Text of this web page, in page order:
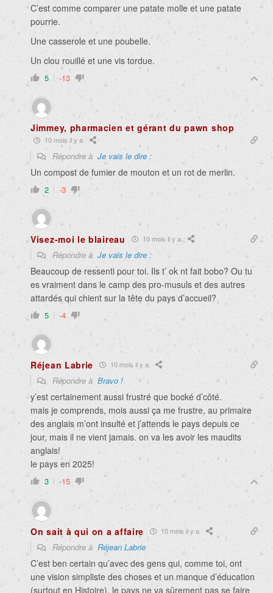
C’est comme comparer une patate molle et une patate
pourrie.
Une casserole et une poubelle.
Un clou rouillé et une vis tordue.
5 -13
Jimmey, pharmacien et gérant du pawn shop
10 mois il y a
Répondre à Je vais le dire :
Un compost de fumier de mouton et un rot de merlin.
2 -3
Visez-moi le blaireau 10 mois il y a
Répondre à Je vais le dire :
Beaucoup de ressenti pour toi. Ils t’ ok nt fait bobo? Ou tu
es vraiment dans le camp des pro-musuls et des autres
attardés qui chient sur la tête du pays d’accueil?
5 -4
Réjean Labrie 10 mois il y a
Répondre à Bravo !
y’est certainement aussi frustré que bocké d’côté.
mais je comprends, mois aussi ça me frustre, au primaire
des anglais m’ont insulté et j’attends le pays depuis ce
jour, mais il ne vient jamais. on va les avoir les maudits
anglais!
le pays en 2025!
3 -15
On sait à qui on a affaire 10 mois il y a
Répondre à Réjean Labrie
C’est ben certain qu’avec des gens qui, comme toi, ont
une vision simpliste des choses et un manque d’éducation
(surtout en Histoire), le pays ne va sûrement pas se faire